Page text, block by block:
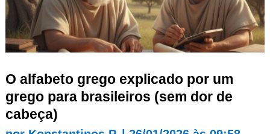
O alfabeto grego explicado por um
grego para brasileiros (sem dor de
cabeça)